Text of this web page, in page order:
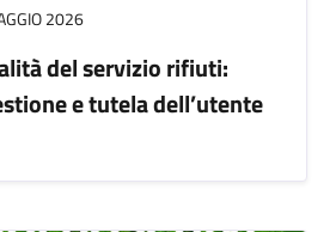
2026
del servizio rifiuti:
e tutela dell’utente